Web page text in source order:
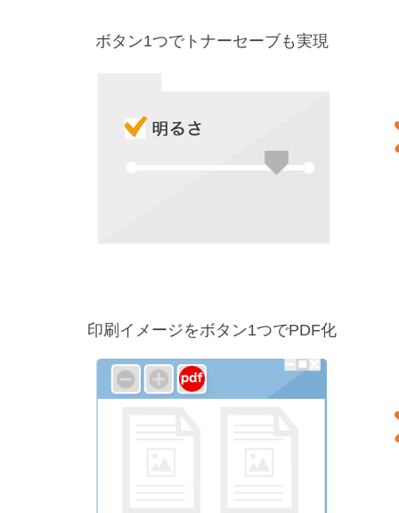
ボタン1つでトナーセーブも実現
印刷イメージをボタン1つでPDF化